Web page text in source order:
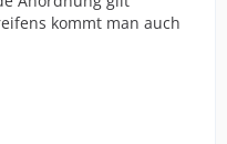
kommt man auch